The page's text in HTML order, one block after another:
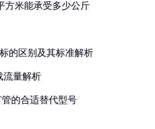
方米能承受多少公斤
的区别及其标准解析
流量解析
管的合适替代型号